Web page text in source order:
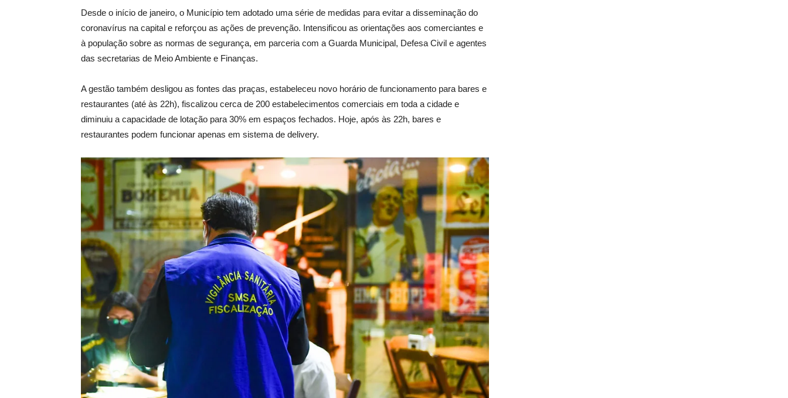
Desde o início de janeiro, o Município tem adotado uma série de medidas para evitar a disseminação do
coronavírus na capital e reforçou as ações de prevenção. Intensificou as orientações aos comerciantes e
à população sobre as normas de segurança, em parceria com a Guarda Municipal, Defesa Civil e agentes
das secretarias de Meio Ambiente e Finanças.
A gestão também desligou as fontes das praças, estabeleceu novo horário de funcionamento para bares e
restaurantes (até às 22h), fiscalizou cerca de 200 estabelecimentos comerciais em toda a cidade e
diminuiu a capacidade de lotação para 30% em espaços fechados. Hoje, após às 22h, bares e
restaurantes podem funcionar apenas em sistema de delivery.